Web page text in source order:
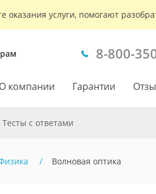
оказания услуги, помогают
8-800-
О компании Гарантии
Тесты с ответами
Волновая оптика